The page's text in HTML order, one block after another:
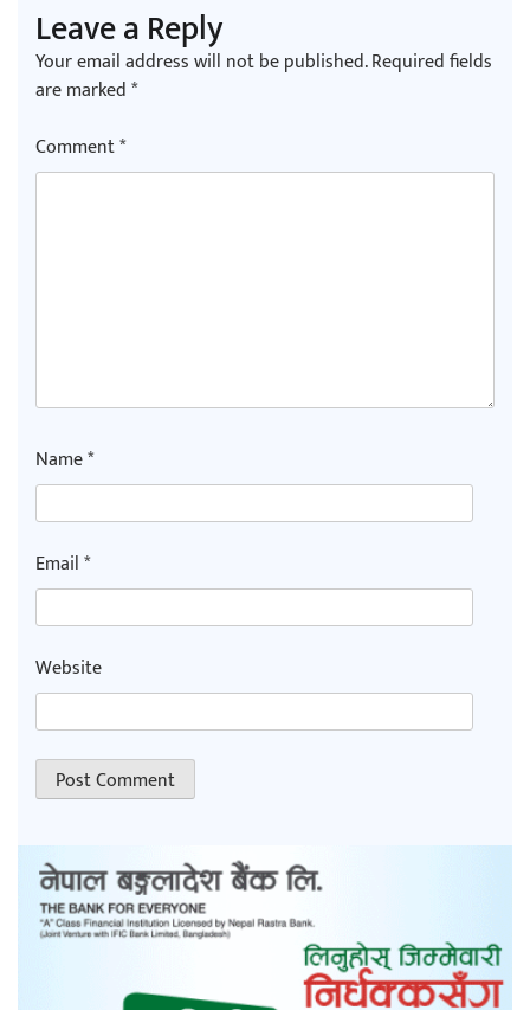
Leave a Reply
Your email address will not be published.Required fields
are marked*
Comment*
Name*
Email*
Website